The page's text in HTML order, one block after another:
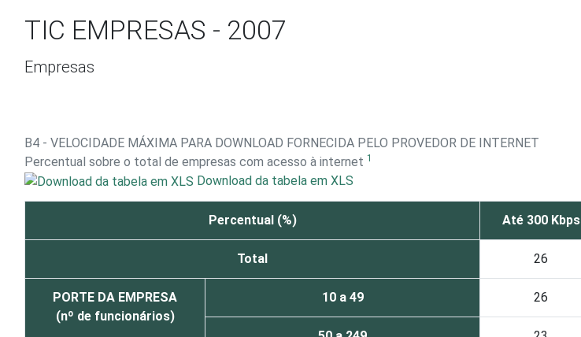
TIC EMPRESAS - 2007
Empresas
B4 - VELOCIDADE MÁXIMA PARA DOWNLOAD FORNECIDA PELO PROVEDOR DE INTERNET
Percentual sobre o total de empresas com acesso à internet 1
Download da tabela em XLS
Percentual (%) Até 300 Kbps
Total 26
PORTE DA EMPRESA
(nº de funcionários)
10 a 49 26